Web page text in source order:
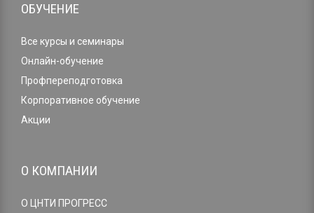
ОБУЧЕНИЕ
Все курсы и семинары
Онлайн-обучение
Профпереподготовка
Корпоративное обучение
Акции
О КОМПАНИИ
О ЦНТИ ПРОГРЕСС